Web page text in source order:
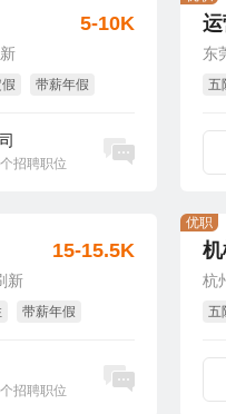
带薪年假
招聘职位
5-10K
东
五
新
带薪年假
招聘职位
15-15.5K
杭
五
优职